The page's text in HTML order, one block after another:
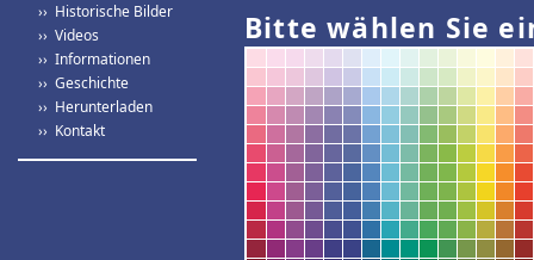
›› Historische Bilder
›› Videos
›› Informationen
›› Geschichte
›› Herunterladen
›› Kontakt
Bitte wählen Sie